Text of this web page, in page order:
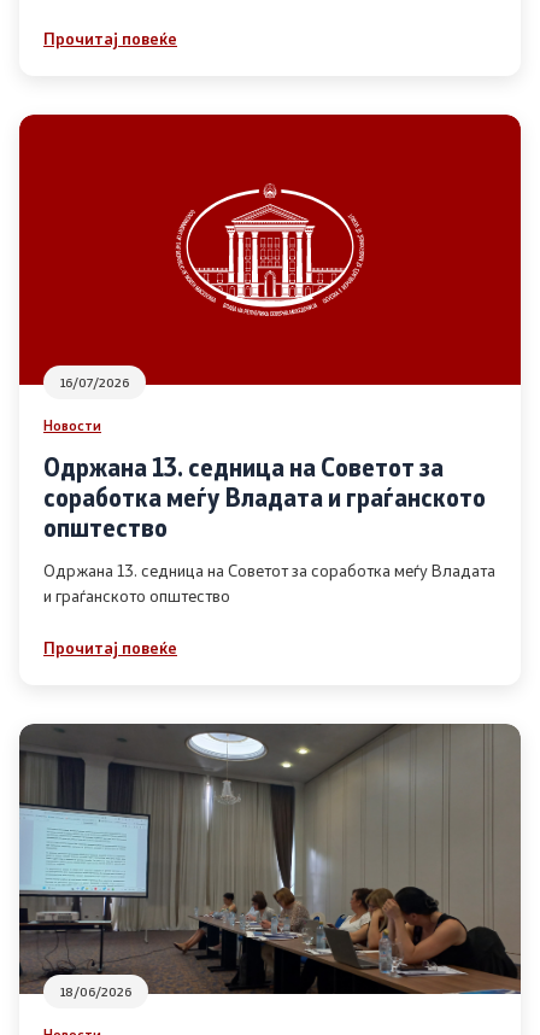
Извештаи
Список на ОЈИ
Контакт
Контакт
Линкови
Изјава за пристапност
Со еден клик до сите услуги
Прочитај повеќе
16/07/2026
Новости
Одржана 13. седница на Советот за
соработка меѓу Владата и граѓанското
општество
Одржана 13. седница на Советот за соработка меѓу Владата
и граѓанското општество
Прочитај повеќе
18/06/2026